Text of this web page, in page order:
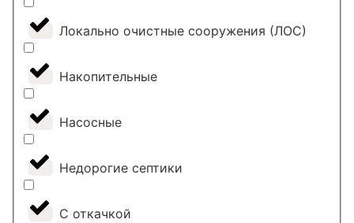
Локально очистные сооружения (ЛОС)
Накопительные
Насосные
Недорогие септики
С откачкой